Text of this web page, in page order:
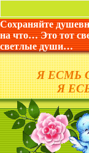
Сохраняйте
на что… Это тот
светлые души…
Я ЕСМЬ
Я